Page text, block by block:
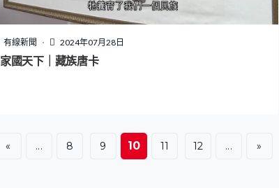
有線新聞 2024年07月28日
家國天下｜藏族唐卡
« ... 8 9 10 11 12 ... »